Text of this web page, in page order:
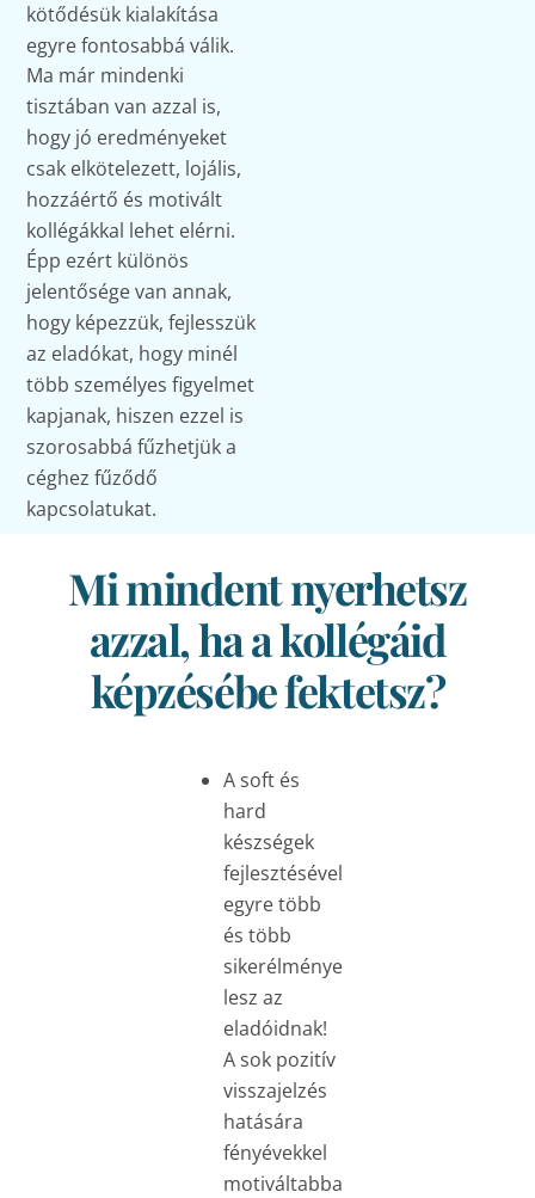
kötődésük kialakítása
egyre fontosabbá válik.
Ma már mindenki
tisztában van azzal is,
hogy jó eredményeket
csak elkötelezett, lojális,
hozzáértő és motivált
kollégákkal lehet elérni.
Épp ezért különös
jelentősége van annak,
hogy képezzük, fejlesszük
az eladókat, hogy minél
több személyes figyelmet
kapjanak, hiszen ezzel is
szorosabbá fűzhetjük a
céghez fűződő
kapcsolatukat.
Mi mindent nyerhetsz
azzal, ha a kollégáid
képzésébe fektetsz?
A soft és
hard
készségek
fejlesztésével
egyre több
és több
sikerélménye
lesz az
eladóidnak!
A sok pozitív
visszajelzés
hatására
fényévekkel
motiváltabba